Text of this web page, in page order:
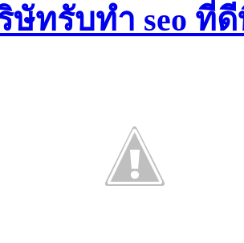
ษัทรับทำ seo ที่